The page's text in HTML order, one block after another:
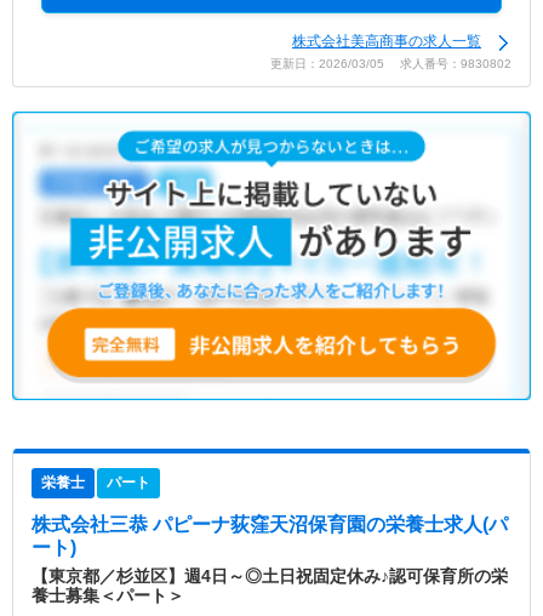
株式会社美高商事の求人一覧
更新日：2026/03/05 求人番号：9830802
栄養士 パート
株式会社三恭 パピーナ荻窪天沼保育園の栄養士求人(パ
ート)
【東京都／杉並区】週4日～◎土日祝固定休み♪認可保育所の栄
養士募集＜パート＞